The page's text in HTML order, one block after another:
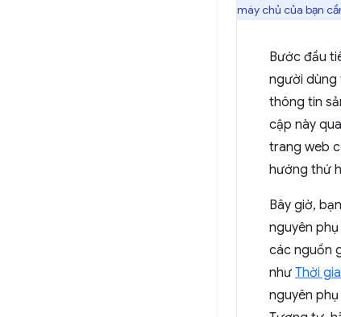
máy chủ của bạn
Bước đầu
người dùng
thông tin
cập này
trang web
hướng thứ
Bây giờ,
nguyên
các nguồn
như Thời
nguyên